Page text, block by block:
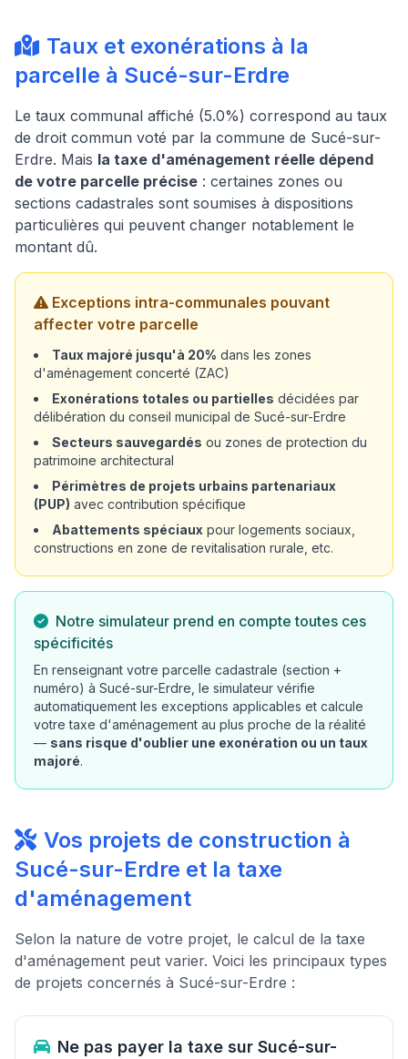
Taux et exonérations à la
parcelle à Sucé-sur-Erdre
Le taux communal affiché (5.0%) correspond au taux
de droit commun voté par la commune de Sucé-sur-
Erdre. Mais la taxe d'aménagement réelle dépend
de votre parcelle précise : certaines zones ou
sections cadastrales sont soumises à dispositions
particulières qui peuvent changer notablement le
montant dû.
Exceptions intra-communales pouvant
affecter votre parcelle
Taux majoré jusqu'à 20% dans les zones
d'aménagement concerté (ZAC)
Exonérations totales ou partielles décidées par
délibération du conseil municipal de Sucé-sur-Erdre
Secteurs sauvegardés ou zones de protection du
patrimoine architectural
Périmètres de projets urbains partenariaux
(PUP) avec contribution spécifique
Abattements spéciaux pour logements sociaux,
constructions en zone de revitalisation rurale, etc.
Notre simulateur prend en compte toutes ces
spécificités
En renseignant votre parcelle cadastrale (section +
numéro) à Sucé-sur-Erdre, le simulateur vérifie
automatiquement les exceptions applicables et calcule
votre taxe d'aménagement au plus proche de la réalité
— sans risque d'oublier une exonération ou un taux
majoré.
Vos projets de construction à
Sucé-sur-Erdre et la taxe
d'aménagement
Selon la nature de votre projet, le calcul de la taxe
d'aménagement peut varier. Voici les principaux types
de projets concernés à Sucé-sur-Erdre :
Ne pas payer la taxe sur Sucé-sur-